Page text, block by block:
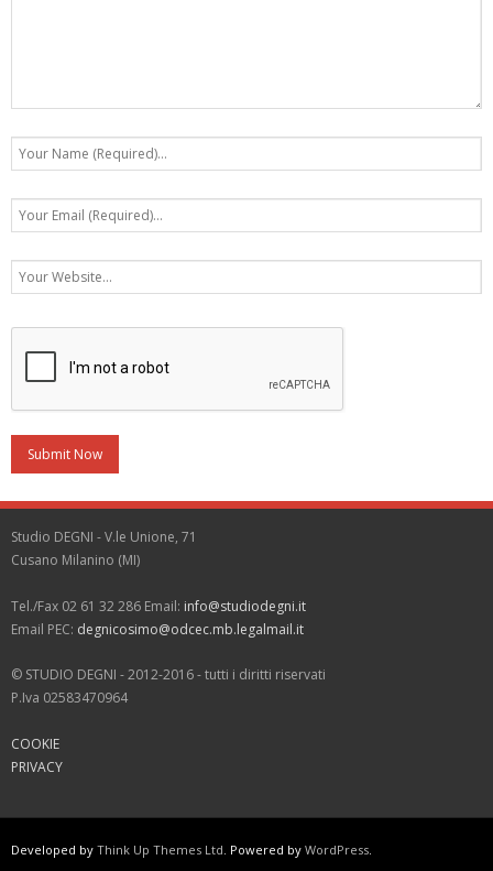
Studio DEGNI - V.le Unione, 71
Cusano Milanino (MI)
Tel./Fax 02 61 32 286 Email: info@studiodegni.it
Email PEC: degnicosimo@odcec.mb.legalmail.it
© STUDIO DEGNI - 2012-2016 - tutti i diritti riservati
P.Iva 02583470964
COOKIE
PRIVACY
Developed by Think Up Themes Ltd. Powered by WordPress.